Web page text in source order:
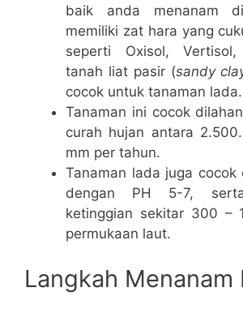
baik anda menanam
memiliki zat hara yang
seperti Oxisol,
tanah liat pasir (sandy
cocok untuk tanaman lada.
Tanaman ini cocok
curah hujan antara
mm per tahun.
Tanaman lada juga
dengan PH 5-7,
ketinggian sekitar 300 –
permukaan laut.
Langkah Menanam